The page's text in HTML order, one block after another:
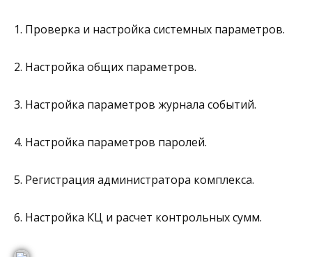
1. Проверка и настройка системных параметров.
2. Настройка общих параметров.
3. Настройка параметров журнала событий.
4. Настройка параметров паролей.
5. Регистрация администратора комплекса.
6. Настройка КЦ и расчет контрольных сумм.